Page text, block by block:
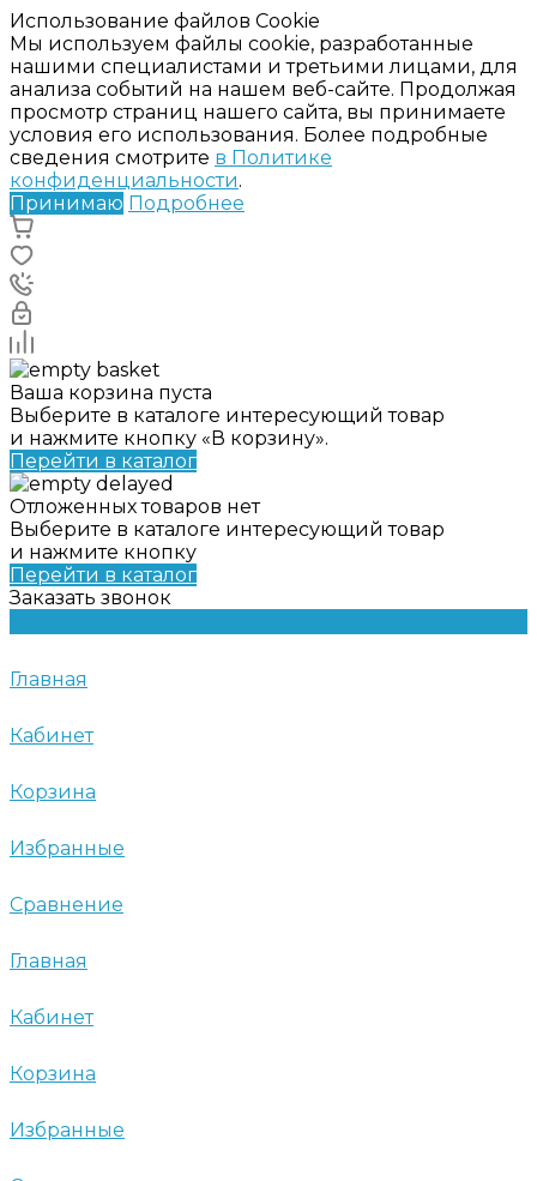
Использование файлов Cookie
Мы используем файлы cookie, разработанные
нашими специалистами и третьими лицами, для
анализа событий на нашем веб-сайте. Продолжая
просмотр страниц нашего сайта, вы принимаете
условия его использования. Более подробные
сведения смотрите в Политике
конфиденциальности.
Принимаю Подробнее
Ваша корзина пуста
Выберите в каталоге интересующий товар
и нажмите кнопку «В корзину».
Перейти в каталог
Отложенных товаров нет
Выберите в каталоге интересующий товар
и нажмите кнопку
Перейти в каталог
Заказать звонок
Главная
Кабинет
Корзина
Избранные
Сравнение
Главная
Кабинет
Корзина
Избранные